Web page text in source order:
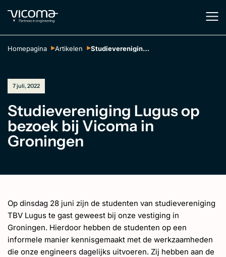
EN
Homepagina Artikelen Studievereniging Lugus op bezoek bij Vicoma in Groningen
7 juli, 2022
Studievereniging Lugus op
bezoek bij Vicoma in
Groningen
Op dinsdag 28 juni zijn de studenten van studievereniging
TBV Lugus te gast geweest bij onze vestiging in
Groningen. Hierdoor hebben de studenten op een
informele manier kennisgemaakt met de werkzaamheden
die onze engineers dagelijks uitvoeren. Zij hebben aan de